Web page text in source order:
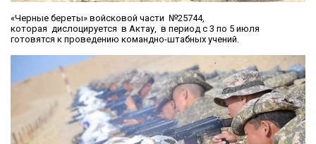
«Черные береты» войсковой части №25744,
которая дислоцируется в Актау, в период с 3 по 5 июля
готовятся к проведению командно-штабных учений.